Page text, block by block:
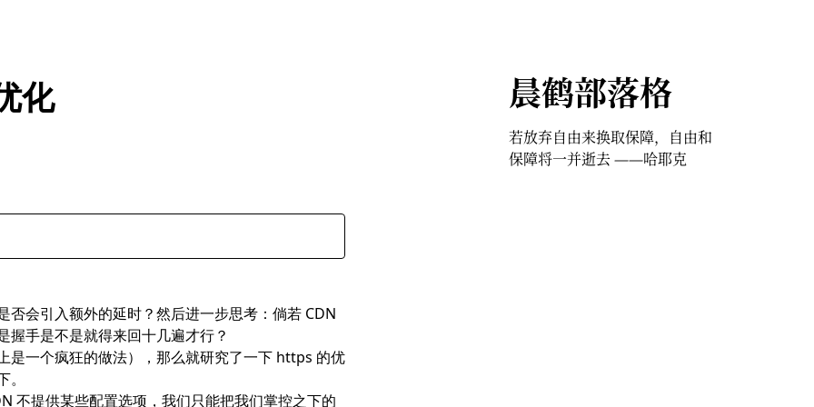
晨鹤部落格
若放弃自由来换取保障，自由和
保障将一并逝去 ——哈耶克
化
会引入额外的延时？然后进一步思考：倘若 CDN
手是不是就得来回十几遍才行？
是一个疯狂的做法），那么就研究了一下 https 的优
不提供某些配置选项，我们只能把我们掌控之下的